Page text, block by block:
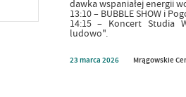
dawka wspaniałej energii
13:10 – BUBBLE SHOW i
14:15 – Koncert Studia
ludowo".
23 marca 2026 Mrągowskie